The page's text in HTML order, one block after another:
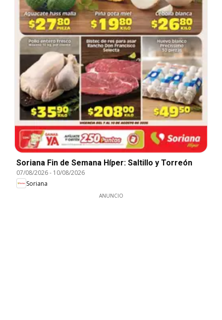
Soriana Fin de Semana Híper: Saltillo y Torreón
07/08/2026- 10/08/2026
Soriana
ANUNCIO